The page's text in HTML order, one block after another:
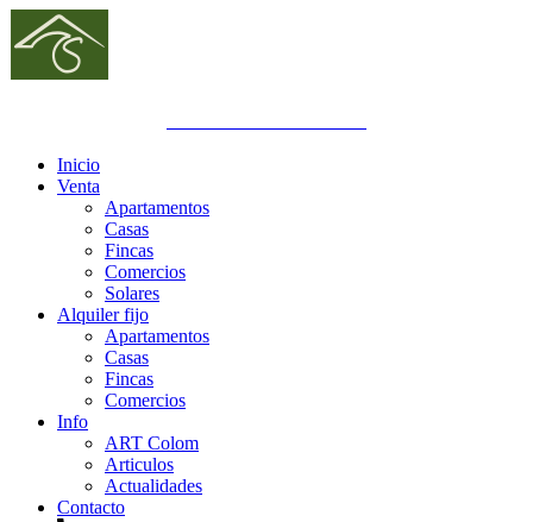
Inicio
Venta
Apartamentos
Casas
Fincas
Comercios
Solares
Alquiler fijo
Apartamentos
Casas
Fincas
Comercios
Info
ART Colom
Articulos
Actualidades
Contacto